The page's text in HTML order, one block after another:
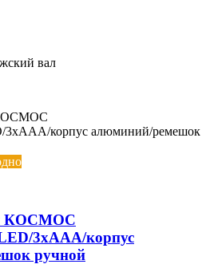
вал
КОСМОС
3xAAА/корпус
ручной